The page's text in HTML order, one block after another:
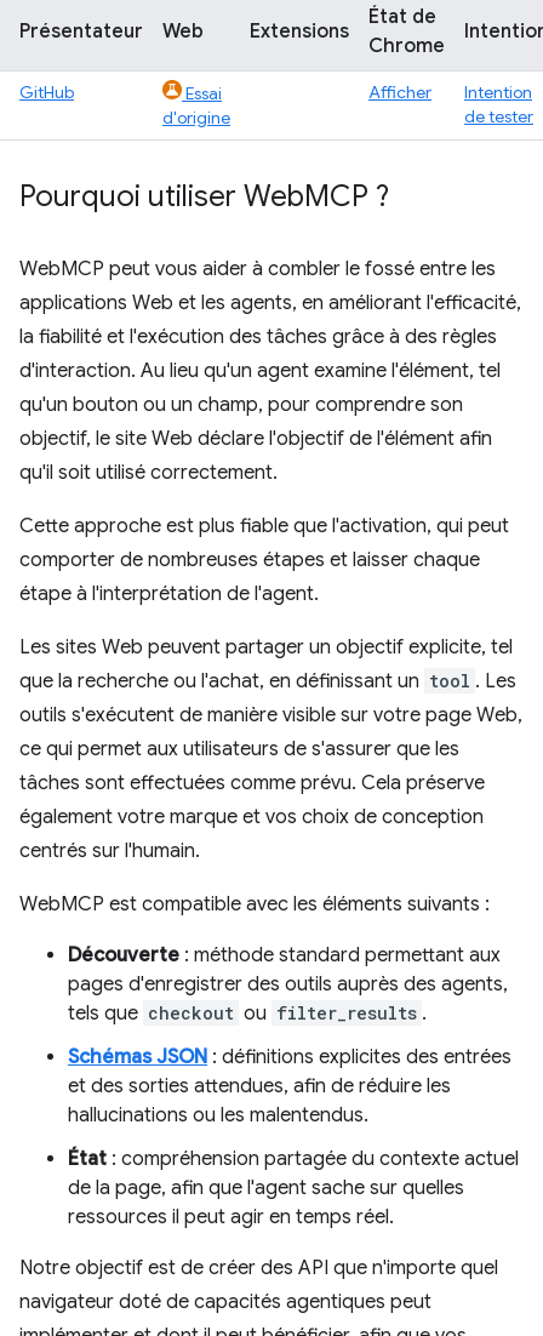
Présentateur Web Extensions
État de
Chrome
GitHub
Essai
d'origine
Afficher
Intention
de tester
Pourquoi utiliser WebMCP ?
WebMCP peut vous aider à combler le fossé entre les
applications Web et les agents, en améliorant l'efficacité,
la fiabilité et l'exécution des tâches grâce à des règles
d'interaction. Au lieu qu'un agent examine l'élément, tel
qu'un bouton ou un champ, pour comprendre son
objectif, le site Web déclare l'objectif de l'élément afin
qu'il soit utilisé correctement.
Cette approche est plus fiable que l'activation, qui peut
comporter de nombreuses étapes et laisser chaque
étape à l'interprétation de l'agent.
Les sites Web peuvent partager un objectif explicite, tel
que la recherche ou l'achat, en définissant un tool . Les
outils s'exécutent de manière visible sur votre page Web,
ce qui permet aux utilisateurs de s'assurer que les
tâches sont effectuées comme prévu. Cela préserve
également votre marque et vos choix de conception
centrés sur l'humain.
WebMCP est compatible avec les éléments suivants :
Découverte : méthode standard permettant aux
pages d'enregistrer des outils auprès des agents,
tels que checkout ou filter_results .
Schémas JSON : définitions explicites des entrées
et des sorties attendues, afin de réduire les
hallucinations ou les malentendus.
État : compréhension partagée du contexte actuel
de la page, afin que l'agent sache sur quelles
ressources il peut agir en temps réel.
Notre objectif est de créer des API que n'importe quel
navigateur doté de capacités agentiques peut